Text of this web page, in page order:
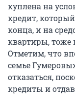
куплена на
кредит,
конца, и на
квартиры, тоже
Отметим, что
семье
отказаться,
кредиты и